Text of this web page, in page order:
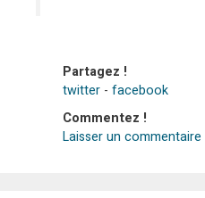
Partagez !
twitter - facebook
Commentez !
Laisser un commentaire